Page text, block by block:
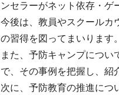
ンセラーがネット依存・ゲ
今後は、教員やスクールカ
の習得を図ってまいります。
また、予防キャンプにつ
で、その事例を把握し、紹
次に、予防教育の推進につ